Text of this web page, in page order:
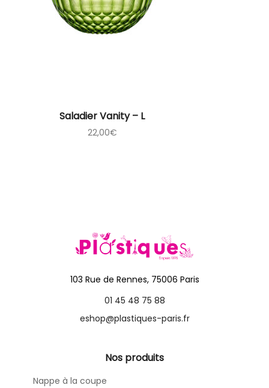
Saladier Vanity – L
22,00€
103 Rue de Rennes, 75006 Paris
01 45 48 75 88
eshop@plastiques-paris.fr
Nos produits
Nappe à la coupe